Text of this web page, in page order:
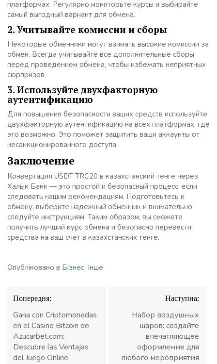
платформах. Регулярно мониторьте курсы и выбирайте
самый выгодный вариант для обмена.
2. Учитывайте комиссии и сборы
Некоторые обменники могут взимать высокие комиссии за
обмен. Всегда учитывайте все дополнительные сборы
перед проведением обмена, чтобы избежать неприятных
сюрпризов.
3. Используйте двухфакторную
аутентификацию
Для повышения безопасности ваших средств используйте
двухфакторную аутентификацию на всех платформах, где
это возможно. Это поможет защитить ваши аккаунты от
несанкционированного доступа.
Заключение
Конвертация USDT TRC20 в казахстанский тенге через
Халык Банк — это простой и безопасный процесс, если
следовать нашим рекомендациям. Подготовьтесь к
обмену, выберите надежный обменник и внимательно
следуйте инструкциям. Таким образом, вы сможете
получить лучший курс обмена и безопасно перевести
средства на ваш счет в казахстанских тенге.
Опубліковано в Бізнес, Інше
Навігація
записів
Попередня:
Gana con Criptomonedas
en el Casino Bitcoin de
Azucarbet.com:
Descubre las Ventajas
del Juego Online
Наступна:
Набор воздушных
шаров: создайте
впечатляющее
оформление для
любого мероприятия